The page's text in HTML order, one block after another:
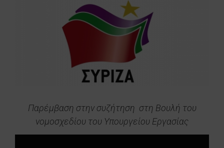
Παρέμβαση στην συζήτηση στη Βουλή του
νομοσχεδίου του Υπουργείου Εργασίας